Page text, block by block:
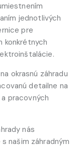
jednotlivých
pre
konkrétnych
okrasnú záhradu
detailne na
pracovných
nás
našim záhradným